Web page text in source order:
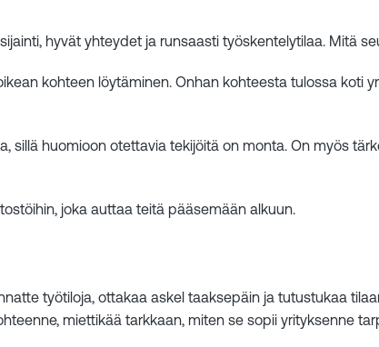
hyvät yhteydet ja runsaasti työskentelytilaa. Mitä
kohteen löytäminen. Onhan kohteesta tulossa koti
sillä huomioon otettavia tekijöitä on monta. On myös
joka auttaa teitä pääsemään alkuun.
työtiloja, ottakaa askel taaksepäin ja tutustukaa
miettikää tarkkaan, miten se sopii yrityksenne